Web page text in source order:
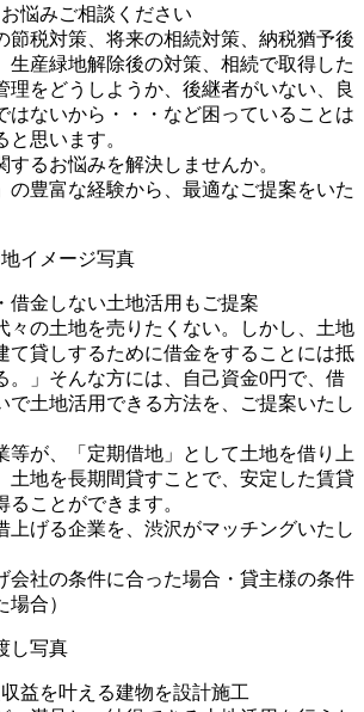
悩みご相談ください
節税対策、将来の相続対策、納税猶予後
生産緑地解除後の対策、相続で取得した
理をどうしようか、後継者がいない、良
はないから・・・など困っていることは
と思います。
するお悩みを解決しませんか。
の豊富な経験から、最適なご提案をいた
借金しない土地活用もご提案
々の土地を売りたくない。しかし、土地
て貸しするために借金をすることには抵
。」そんな方には、自己資金0円で、借
で土地活用できる方法を、ご提案いたし
等が、「定期借地」として土地を借り上
土地を長期間貸すことで、安定した賃貸
ることができます。
上げる企業を、渋沢がマッチングいたし
会社の条件に合った場合・貸主様の条件
場合）
益を叶える建物を設計施工